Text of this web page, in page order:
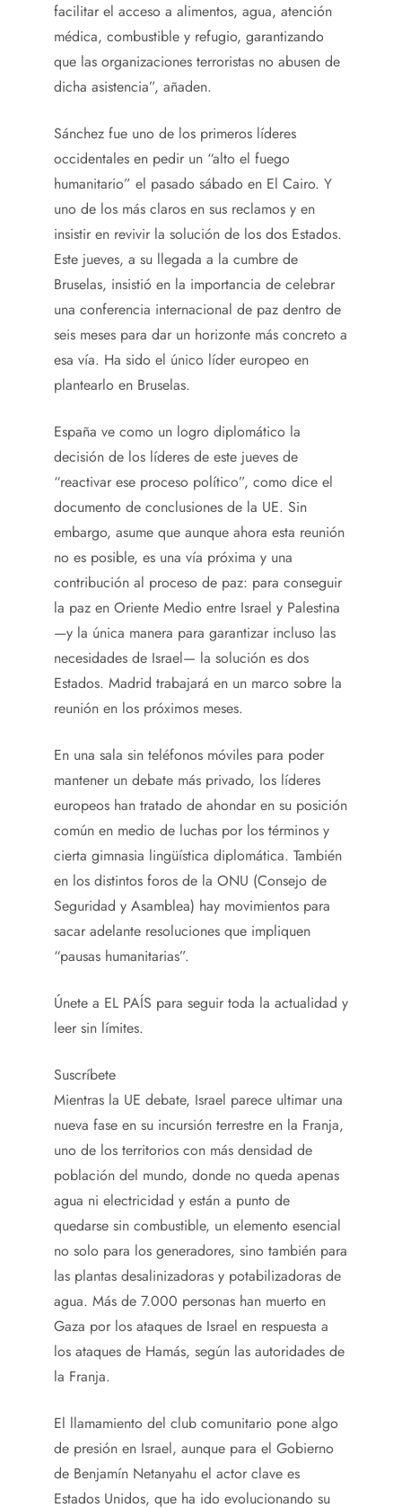
facilitar el acceso a alimentos, agua, atención
médica, combustible y refugio, garantizando
que las organizaciones terroristas no abusen de
dicha asistencia”, añaden.
Sánchez fue uno de los primeros líderes
occidentales en pedir un “alto el fuego
humanitario” el pasado sábado en El Cairo. Y
uno de los más claros en sus reclamos y en
insistir en revivir la solución de los dos Estados.
Este jueves, a su llegada a la cumbre de
Bruselas, insistió en la importancia de celebrar
una conferencia internacional de paz dentro de
seis meses para dar un horizonte más concreto a
esa vía. Ha sido el único líder europeo en
plantearlo en Bruselas.
España ve como un logro diplomático la
decisión de los líderes de este jueves de
“reactivar ese proceso político”, como dice el
documento de conclusiones de la UE. Sin
embargo, asume que aunque ahora esta reunión
no es posible, es una vía próxima y una
contribución al proceso de paz: para conseguir
la paz en Oriente Medio entre Israel y Palestina
—y la única manera para garantizar incluso las
necesidades de Israel— la solución es dos
Estados. Madrid trabajará en un marco sobre la
reunión en los próximos meses.
En una sala sin teléfonos móviles para poder
mantener un debate más privado, los líderes
europeos han tratado de ahondar en su posición
común en medio de luchas por los términos y
cierta gimnasia lingüística diplomática. También
en los distintos foros de la ONU (Consejo de
Seguridad y Asamblea) hay movimientos para
sacar adelante resoluciones que impliquen
“pausas humanitarias”.
Únete a EL PAÍS para seguir toda la actualidad y
leer sin límites.
Suscríbete
Mientras la UE debate, Israel parece ultimar una
nueva fase en su incursión terrestre en la Franja,
uno de los territorios con más densidad de
población del mundo, donde no queda apenas
agua ni electricidad y están a punto de
quedarse sin combustible, un elemento esencial
no solo para los generadores, sino también para
las plantas desalinizadoras y potabilizadoras de
agua. Más de 7.000 personas han muerto en
Gaza por los ataques de Israel en respuesta a
los ataques de Hamás, según las autoridades de
la Franja.
El llamamiento del club comunitario pone algo
de presión en Israel, aunque para el Gobierno
de Benjamín Netanyahu el actor clave es
Estados Unidos, que ha ido evolucionando su